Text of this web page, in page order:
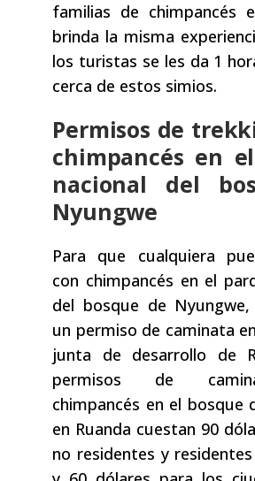
familias de chimpancés
brinda la misma
los turistas se les da 1
cerca de estos simios.
Permisos de
chimpancés en
nacional del
Nyungwe
Para que cualquiera
con chimpancés en el
del bosque de
un permiso de caminata
junta de desarrollo de
permisos de
chimpancés en el bosque
en Ruanda cuestan 90
no residentes y